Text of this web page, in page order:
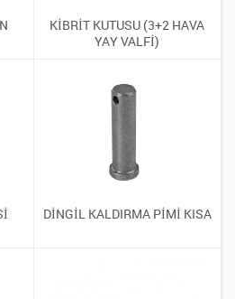
KİBRİT KUTUSU (3+2 HAVA
YAY VALFİ)
DİNGİL KALDIRMA PİMİ KISA